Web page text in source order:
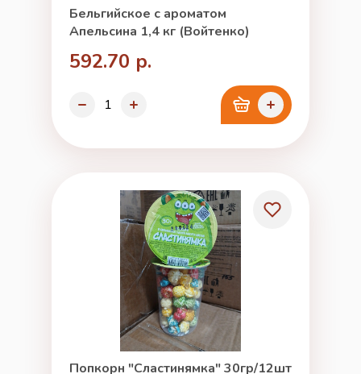
Бельгийское с ароматом
Апельсина 1,4 кг (Войтенко)
592.70 р.
Попкорн "Сластинямка" 30гр/12шт